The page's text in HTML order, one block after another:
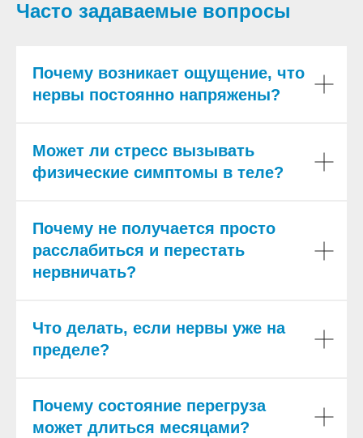
Часто задаваемые вопросы
Почему возникает ощущение, что
нервы постоянно напряжены?
Может ли стресс вызывать
физические симптомы в теле?
Почему не получается просто
расслабиться и перестать
нервничать?
Что делать, если нервы уже на
пределе?
Почему состояние перегруза
может длиться месяцами?